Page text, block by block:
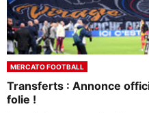
MERCATO FOOTBALL
Transferts : Annonce
folie !